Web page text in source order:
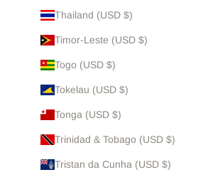
Thailand (USD $)
Timor-Leste (USD $)
Togo (USD $)
Tokelau (USD $)
Tonga (USD $)
Trinidad & Tobago (USD $)
Tristan da Cunha (USD $)